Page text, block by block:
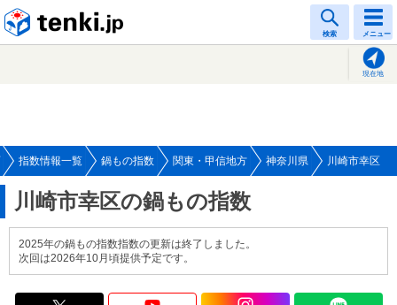
検索 メニュー
現在地
指数情報一覧 鍋もの指数 関東・甲信地方 神奈川県 川崎市幸区
川崎市幸区の鍋もの指数
2025年の鍋もの指数指数の更新は終了しました。
次回は2026年10月頃提供予定です。